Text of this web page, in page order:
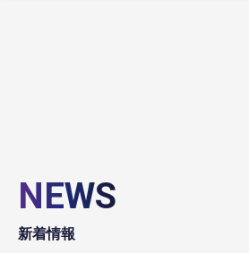
NEWS
新着情報